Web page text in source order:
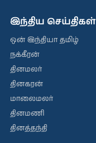
இந்திய செய்திகள்
ஒன் இந்தியா தமிழ்
நக்கீரன்
தினமலர்
தினகரன்
மாலைமலர்
தினமணி
தினத்தந்தி